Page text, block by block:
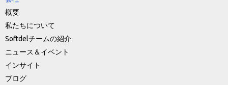
概要
私たちについて
Softdelチームの紹介
ニュース＆イベント
インサイト
ブログ